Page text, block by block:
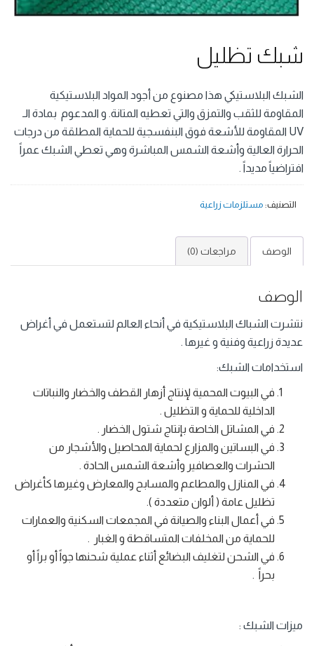
شبك تظليل
الشبك البلاستيكي هذا مصنوع من أجود المواد البلاستيكية
المقاومة للثقب والتمزق والتي تعطيه المتانة. و المدعوم بمادة الـ
UV المقاومة للأشعة فوق البنفسجية للحماية المطلقة من درجات
الحرارة العالية وأشعة الشمس المباشرة وهي تعطي الشبك عمراً
افتراضياً مديداً .
التصنيف: مستلزمات زراعية
الوصف مراجعات (0)
الوصف
نتشرت الشباك البلاستيكية في أنحاء العالم لتستعمل في أغراض
عديدة زراعية وفنية و غيرها .
استخدامات الشبك:
في البيوت المحمية لإنتاج أزهار القطف والخضار والنباتات
الداخلية للحماية و التظليل .
في المشاتل الخاصة بإنتاج شتول الخضار .
في البساتين والمزارع لحماية المحاصيل والأشجار من
الحشرات والعصافير وأشعة الشمس الحادة .
في المنازل والمطاعم والمسابح والمعارض وغيرها كأغراض
تظليل عامة ( ألوان متعددة ).
في أعمال البناء والصيانة في المجمعات السكنية والعمارات
للحماية من المخلفات المتساقطة و الغبار .
في الشحن لتغليف البضائع أثناء عملية شحنها جواً أو براً أو
بحراً .
ميزات الشبك :